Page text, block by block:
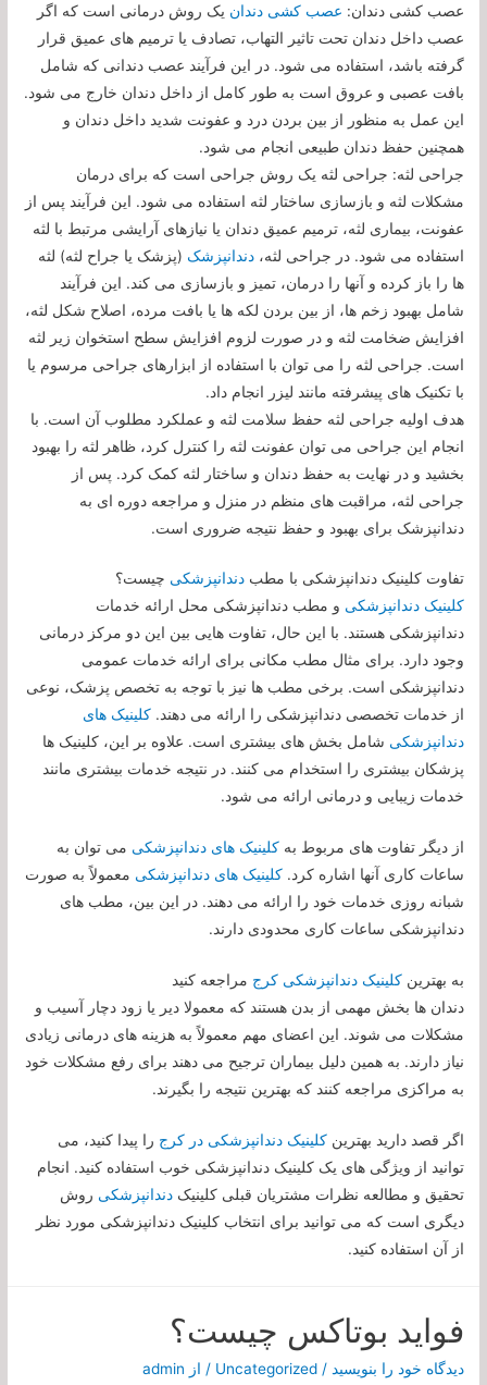
عصب کشی دندان: عصب کشی دندان یک روش درمانی است که اگر
عصب داخل دندان تحت تاثیر التهاب، تصادف یا ترمیم های عمیق قرار
گرفته باشد، استفاده می شود. در این فرآیند عصب دندانی که شامل
بافت عصبی و عروق است به طور کامل از داخل دندان خارج می شود.
این عمل به منظور از بین بردن درد و عفونت شدید داخل دندان و
همچنین حفظ دندان طبیعی انجام می شود.
جراحی لثه: جراحی لثه یک روش جراحی است که برای درمان
مشکلات لثه و بازسازی ساختار لثه استفاده می شود. این فرآیند پس از
عفونت، بیماری لثه، ترمیم عمیق دندان یا نیازهای آرایشی مرتبط با لثه
استفاده می شود. در جراحی لثه،دندانپزشک (پزشک یا جراح لثه) لثه
ها را باز کرده و آنها را درمان، تمیز و بازسازی می کند. این فرآیند
شامل بهبود زخم ها، از بین بردن لکه ها یا بافت مرده، اصلاح شکل لثه،
افزایش ضخامت لثه و در صورت لزوم افزایش سطح استخوان زیر لثه
است. جراحی لثه را می توان با استفاده از ابزارهای جراحی مرسوم یا
با تکنیک های پیشرفته مانند لیزر انجام داد.
هدف اولیه جراحی لثه حفظ سلامت لثه و عملکرد مطلوب آن است. با
انجام این جراحی می توان عفونت لثه را کنترل کرد، ظاهر لثه را بهبود
بخشید و در نهایت به حفظ دندان و ساختار لثه کمک کرد. پس از
جراحی لثه، مراقبت های منظم در منزل و مراجعه دوره ای به
دندانپزشک برای بهبود و حفظ نتیجه ضروری است.
تفاوت کلینیک دندانپزشکی با مطبدندانپزشکی چیست؟
کلینیک دندانپزشکی و مطب دندانپزشکی محل ارائه خدمات
دندانپزشکی هستند. با این حال، تفاوت هایی بین این دو مرکز درمانی
وجود دارد. برای مثال مطب مکانی برای ارائه خدمات عمومی
دندانپزشکی است. برخی مطب ها نیز با توجه به تخصص پزشک، نوعی
از خدمات تخصصی دندانپزشکی را ارائه می دهند.کلینیک های
دندانپزشکی شامل بخش های بیشتری است. علاوه بر این، کلینیک ها
پزشکان بیشتری را استخدام می کنند. در نتیجه خدمات بیشتری مانند
خدمات زیبایی و درمانی ارائه می شود.
از دیگر تفاوت های مربوط بهکلینیک های دندانپزشکی می توان به
ساعات کاری آنها اشاره کرد.کلینیک های دندانپزشکی معمولاً به صورت
شبانه روزی خدمات خود را ارائه می دهند. در این بین، مطب های
دندانپزشکی ساعات کاری محدودی دارند.
به بهترینکلینیک دندانپزشکی کرج مراجعه کنید
دندان ها بخش مهمی از بدن هستند که معمولا دیر یا زود دچار آسیب و
مشکلات می شوند. این اعضای مهم معمولاً به هزینه های درمانی زیادی
نیاز دارند. به همین دلیل بیماران ترجیح می دهند برای رفع مشکلات خود
به مراکزی مراجعه کنند که بهترین نتیجه را بگیرند.
اگر قصد دارید بهترینکلینیک دندانپزشکی در کرج را پیدا کنید، می
توانید از ویژگی های یک کلینیک دندانپزشکی خوب استفاده کنید. انجام
تحقیق و مطالعه نظرات مشتریان قبلی کلینیکدندانپزشکی روش
دیگری است که می توانید برای انتخاب کلینیک دندانپزشکی مورد نظر
از آن استفاده کنید.
فواید بوتاکس چیست؟
دیدگاه‌ خود را بنویسید /
Uncategorized / از admin